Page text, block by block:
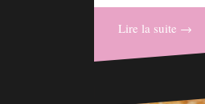
Lire la suite →